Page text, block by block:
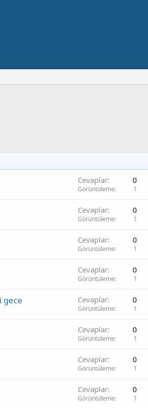
Cevaplar 0
Görüntüleme 1
Cevaplar 0
Görüntüleme 1
Cevaplar 0
Görüntüleme 1
Cevaplar 0
Görüntüleme 1
gece Cevaplar 0
Görüntüleme 1
Cevaplar 0
Görüntüleme 1
Cevaplar 0
Görüntüleme 1
Cevaplar 0
Görüntüleme 1